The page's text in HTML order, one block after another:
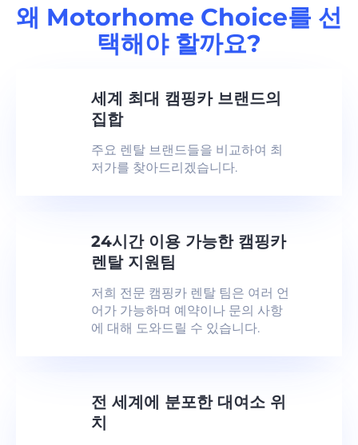
왜 Motorhome Choice를 선
택해야 할까요?
세계 최대 캠핑카 브랜드의
집합
주요 렌탈 브랜드들을 비교하여 최
저가를 찾아드리겠습니다.
24시간 이용 가능한 캠핑카
렌탈 지원팀
저희 전문 캠핑카 렌탈 팀은 여러 언
어가 가능하며 예약이나 문의 사항
에 대해 도와드릴 수 있습니다.
전 세계에 분포한 대여소 위
치